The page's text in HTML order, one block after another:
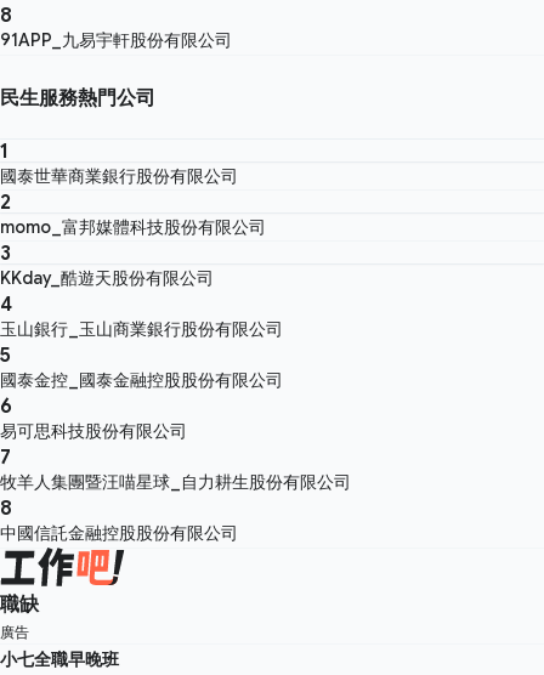
8
91APP_九易宇軒股份有限公司
民生服務熱門公司
1
國泰世華商業銀行股份有限公司
2
momo_富邦媒體科技股份有限公司
3
KKday_酷遊天股份有限公司
4
玉山銀行_玉山商業銀行股份有限公司
5
國泰金控_國泰金融控股股份有限公司
6
易可思科技股份有限公司
7
牧羊人集團暨汪喵星球_自力耕生股份有限公司
8
中國信託金融控股股份有限公司
職缺
廣告
小七全職早晚班